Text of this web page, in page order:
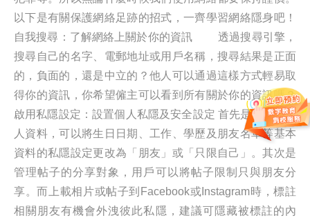
以下是有關保護網絡足跡的招式，一齊學習網絡隱身吧！
自我搜尋：了解網絡上關於你的資訊 透過搜尋引擎，
搜尋自己的名字、電郵地址或用戶名稱，搜尋結果是正面
的，負面的，還是中立的？他人可以通過這樣方式輕易取
得你的資訊，你希望僱主可以看到所有關於你的資訊嗎？
啟用私隱設定：設置個人私隱及安全設定 首先是用戶的個
人資料，可以將生日日期、工作、學歷及朋友名單等基本
資料的私隱設定更改為「朋友」或「只限自己」。其次是
管理帖子的分享對象，用戶可以將帖子限制只與朋友分
享。而上載相片或帖子到Facebook或Instagram時，標註
相關朋友有機會外洩彼此私隱，建議可隱藏被標註的內